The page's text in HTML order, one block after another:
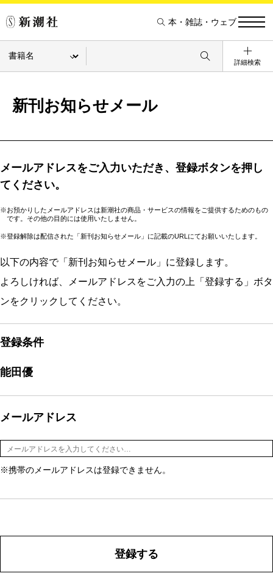
本・雑誌・ウェブ
詳細検索
新刊お知らせメール
メールアドレスをご入力いただき、登録ボタンを押し
てください。
※お預かりしたメールアドレスは新潮社の商品・サービスの情報をご提供するためのもの
です。その他の目的には使用いたしません。
※登録解除は配信された「新刊お知らせメール」に記載のURLにてお願いいたします。
以下の内容で「新刊お知らせメール」に登録します。
よろしければ、メールアドレスをご入力の上「登録する」ボタ
ンをクリックしてください。
登録条件
能田優
メールアドレス
※携帯のメールアドレスは登録できません。
登録する